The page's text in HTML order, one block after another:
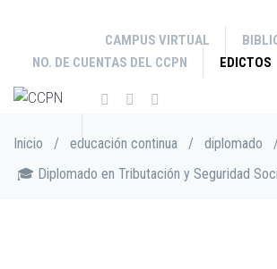
contenido
CAMPUS VIRTUAL
NO. DE CUENTAS DEL CCPN
EDICTOS
Sobrescribir
de
Inicio / educación continua / diplomado
🎓 Diplomado en Tributación y Seguridad